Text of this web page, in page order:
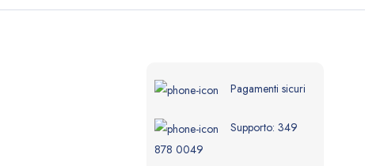
Pagamenti sicuri
Supporto: 349
878 0049